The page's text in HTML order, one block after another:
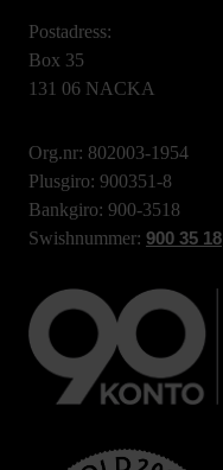
Postadress:
Box 35
131 06 NACKA
Org.nr: 802003-1954
Plusgiro: 900351-8
Bankgiro: 900-3518
Swishnummer: 900 35 18